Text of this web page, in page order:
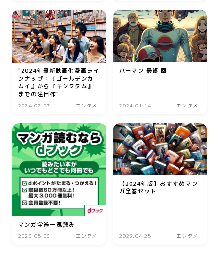
習い事
家庭教師・塾
美容
エステ
クリニック
スキンケア
ダイエット
ネイル
ヘアケア
ボディケア
美容機器
美容食品
"2024年最新映画化漫画ライ
ンナップ：『ゴールデンカ
ムイ』から『キングダム』
までの注目作"
2024.02.07 エンタメ
パーマン 最終 回
2024.01.14 エンタメ
マンガ全巻一気読み
2023.05.03 エンタメ
【2024年版】おすすめマン
ガ全巻セット
2023.04.25 エンタメ